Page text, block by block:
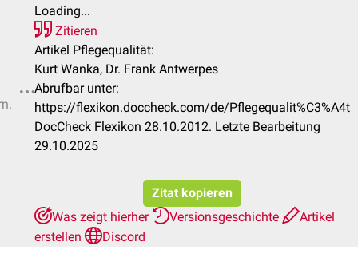
Loading...
Zitieren
Artikel Pflegequalität:
Kurt Wanka, Dr. Frank Antwerpes
Abrufbar unter:
https://flexikon.doccheck.com/de/Pflegequalit%C3%A4t
DocCheck Flexikon 28.10.2012. Letzte Bearbeitung
29.10.2025
Zitat kopieren
Was zeigt hierher
Versionsgeschichte
Artikel
erstellen
Discord